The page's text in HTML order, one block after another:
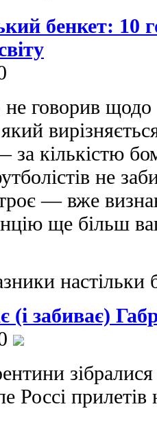
бенкет: 10
говорив щодо
кількістю
не
— вже
ще більш
настільки
(і забиває)
Россі прилетів